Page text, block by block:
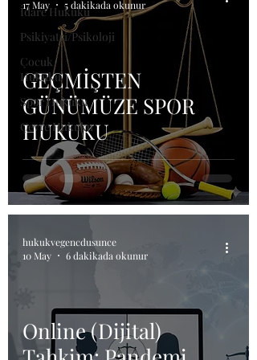
İdare Hukuku
Psikiyatri/Psikoloji
Çocuk
Hukuku
Spor Hukuku
Çevre Hukuku
GEÇMİŞTEN
GÜNÜMÜZE SPOR
HUKUKU
17 May
5 dakikada okunur
Online (Dijital)
hukukvegencdusunce
10 May
6 dakikada okunur